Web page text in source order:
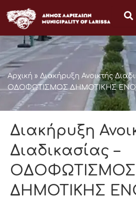
στο
περιεχόμενο
Αρχική » Διακήρυξη Ανοικτής
ΟΔΟΦΩΤΙΣΜΟΣ ΔΗΜΟΤΙΚΗΣ
Διακήρυξη
Διαδικασίας –
ΟΔΟΦΩΤΙΣΜΟΣ
ΔΗΜΟΤΙΚΗΣ